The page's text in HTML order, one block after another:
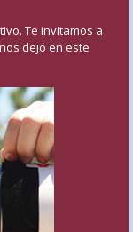
Te invitamos a
dejó en este